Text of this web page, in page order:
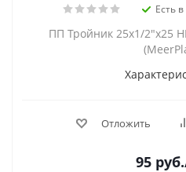
Есть
ПП Тройник 25х1/2"х25
Отложить
95руб.